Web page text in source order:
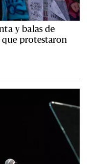
y balas de
protestaron